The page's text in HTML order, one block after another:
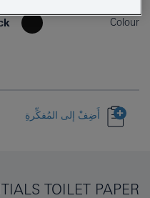
Colour
أَضِفْ إلى المُفكِّرةِ
TOILET PAPER